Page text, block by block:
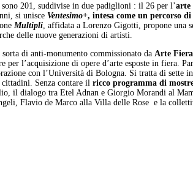
sono 201, suddivise in due padiglioni : il 26 per l’arte
si unisce Ventesimo+, intesa come un percorso
Multipli , affidata a Lorenzo Gigotti, propone
delle nuove generazioni di artisti.
sorta di anti-monumento commissionato da Arte Fiera
l’acquisizione di opere d’arte esposte in fiera.
con l’Università di Bologna. Si tratta di
Senza contare il ricco programma di
il dialogo tra Etel Adnan e Giorgio Morandi al
Flavio de Marco alla Villa delle Rose e la